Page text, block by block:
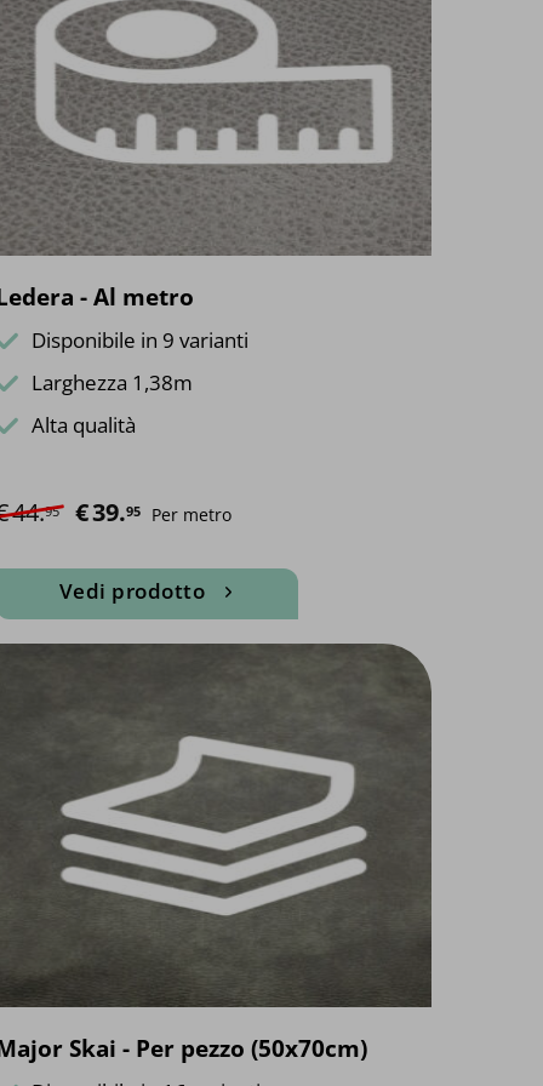
Le
opzioni
possono
essere
scelte
nella
pagina
del
prodotto
- Al metro
Disponibile in 9 varianti
Larghezza 1,38m
Alta qualità
44.95 Il prezzo originale era: €44.95.
€39.95 Il prezzo attuale è: €39.95.
Per metro
Vedi prodotto
varianti.
possono
essere
scelte
nella
prodotto
Skai - Per pezzo (50x70cm)